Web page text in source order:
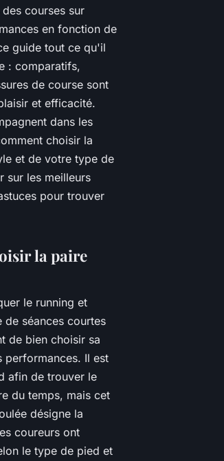
courses sur
en fonction de
guide tout ce qu'il
: comparatifs,
de course sont
et efficacité.
dans les
choisir la
et de votre type de
sur les meilleurs
pour trouver
la paire
le running et
séances courtes
de bien choisir sa
performances. Il est
afin de trouver le
du temps, mais cet
désigne la
coureurs ont
le type de pied et